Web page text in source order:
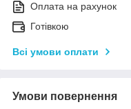
Оплата на рахунок
Готівкою
Всі умови оплати
Умови повернення